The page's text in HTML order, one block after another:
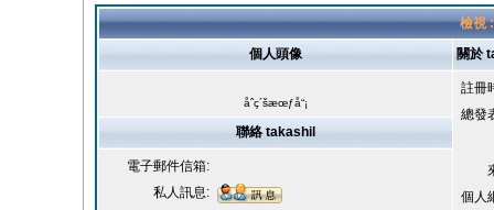
檢視
個人頭像
關於
åˆç´šæœƒå“¡
註冊
總發
個人
聯絡 takashil
電子郵件信箱:
私人訊息: